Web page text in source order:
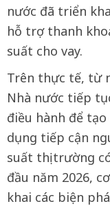
nước đã triển
hỗ trợ thanh
suất cho vay.
Trên thực tế, từ
Nhà nước tiếp
điều hành để
dụng tiếp cận
suất thị trường
đầu năm 2026,
khai các biện